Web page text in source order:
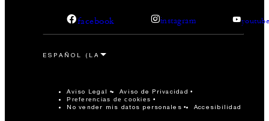
facebook instagram
Aviso Legal Aviso de Privacidad
Preferencias de cookies
No vender mis datos personales Accesibilidad